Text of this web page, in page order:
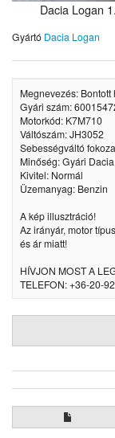
Dacia Logan
Gyártó Dacia Logan
Megnevezés: Bontott
Gyári szám:
Motorkód: K7M710
Váltószám: JH3052
Sebességváltó
Minőség: Gyári
Kivitel: Normál
Üzemanyag: Benzin
A kép illusztráció!
Az irányár, motor
és ár miatt!
HÍVJON MOST A
TELEFON: +36-20-